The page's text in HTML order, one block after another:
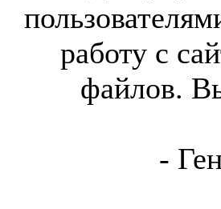
работу с
файлов.
-